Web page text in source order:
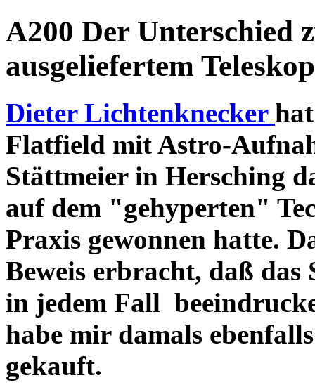
A200 Der Unterschied
ausgeliefertem
Dieter Lichtenknecker
Flatfield mit Astro-
Stättmeier in Hersching
auf dem "gehyperten"
Praxis gewonnen hatte.
Beweis erbracht, daß das
in jedem Fall
habe mir damals
gekauft.